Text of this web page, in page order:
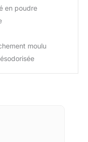
en poudre
moulu